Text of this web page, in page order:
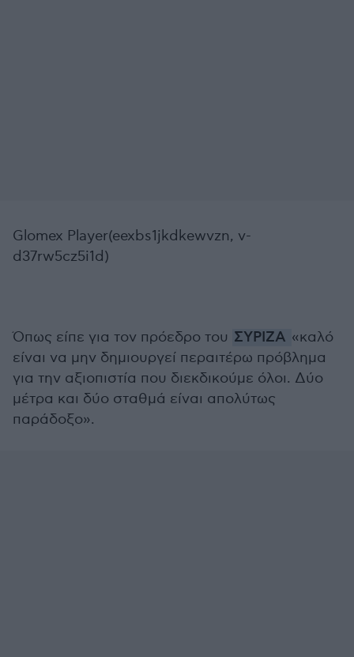
Glomex Player(eexbs1jkdkewvzn, v-
d37rw5cz5i1d)
Όπως είπε για τον πρόεδρο του ΣΥΡΙΖΑ «καλό
είναι να μην δημιουργεί περαιτέρω πρόβλημα
για την αξιοπιστία που διεκδικούμε όλοι. Δύο
μέτρα και δύο σταθμά είναι απολύτως
παράδοξο».